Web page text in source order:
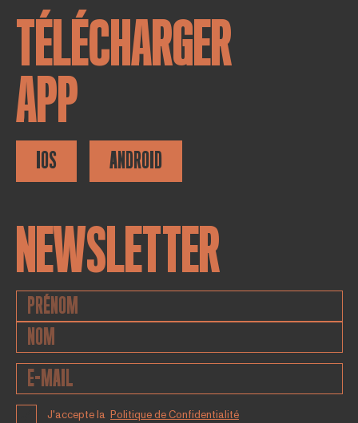
TÉLÉCHARGER
APP
IOS ANDROID
NEWSLETTER
J'accepte la Politique de Confidentialité